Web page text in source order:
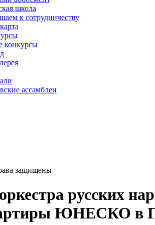
школа
к сотрудничеству
конкурсы
ассамблеи
защищены
русских
ЮНЕСКО в